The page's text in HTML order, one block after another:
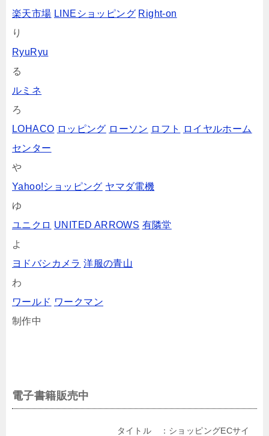
楽天市場 LINEショッピング Right-on
り
RyuRyu
る
ルミネ
ろ
LOHACO ロッピング ローソン ロフト
ロイヤルホーム
センター
や
Yahoo!ショッピング ヤマダ電機
ゆ
ユニクロ UNITED ARROWS 有隣堂
よ
ヨドバシカメラ 洋服の青山
わ
ワールド ワークマン
制作中
電子書籍販売中
タイトル ：ショッピングECサイ